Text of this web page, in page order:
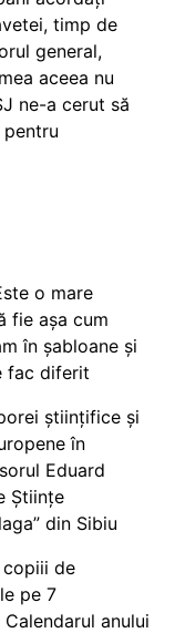
timp de
general,
aceea nu
ne-a cerut să
o mare
fie așa cum
în șabloane și
fac diferit
științifice și
în
Eduard
Științe
din Sibiu
copiii de
pe 7
anului